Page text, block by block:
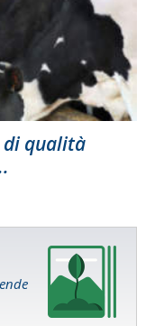
di qualità